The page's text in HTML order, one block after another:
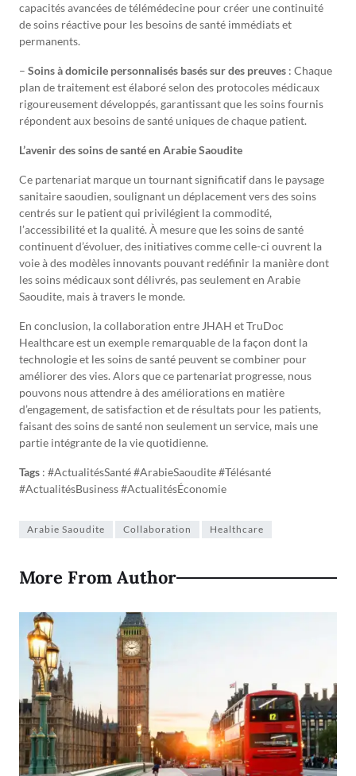
capacités avancées de télémédecine pour créer une continuité
de soins réactive pour les besoins de santé immédiats et
permanents.
– Soins à domicile personnalisés basés sur des preuves : Chaque
plan de traitement est élaboré selon des protocoles médicaux
rigoureusement développés, garantissant que les soins fournis
répondent aux besoins de santé uniques de chaque patient.
L’avenir des soins de santé en Arabie Saoudite
Ce partenariat marque un tournant significatif dans le paysage
sanitaire saoudien, soulignant un déplacement vers des soins
centrés sur le patient qui privilégient la commodité,
l’accessibilité et la qualité. À mesure que les soins de santé
continuent d’évoluer, des initiatives comme celle-ci ouvrent la
voie à des modèles innovants pouvant redéfinir la manière dont
les soins médicaux sont délivrés, pas seulement en Arabie
Saoudite, mais à travers le monde.
En conclusion, la collaboration entre JHAH et TruDoc
Healthcare est un exemple remarquable de la façon dont la
technologie et les soins de santé peuvent se combiner pour
améliorer des vies. Alors que ce partenariat progresse, nous
pouvons nous attendre à des améliorations en matière
d’engagement, de satisfaction et de résultats pour les patients,
faisant des soins de santé non seulement un service, mais une
partie intégrante de la vie quotidienne.
Tags : #ActualitésSanté #ArabieSaoudite #Télésanté
#ActualitésBusiness #ActualitésÉconomie
Arabie Saoudite Collaboration Healthcare
More From Author